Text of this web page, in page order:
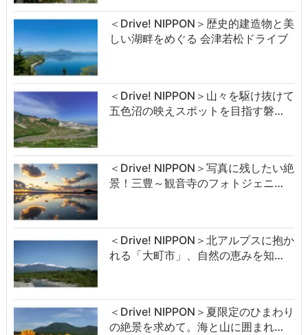
＜Drive! NIPPON＞歴史的建造物と美
しい湖畔をめぐる 会津若松ドライブ
＜Drive! NIPPON＞山々を駆け抜けて
五色沼の映えスポットを目指す磐…
＜Drive! NIPPON＞写真に残したい絶
景！三豊～観音寺のフォトジェニ…
＜Drive! NIPPON＞北アルプスに抱か
れる「大町市」、自然の恵みを知…
＜Drive! NIPPON＞夏限定のひまわり
の絶景を求めて。海と山に囲まれ…